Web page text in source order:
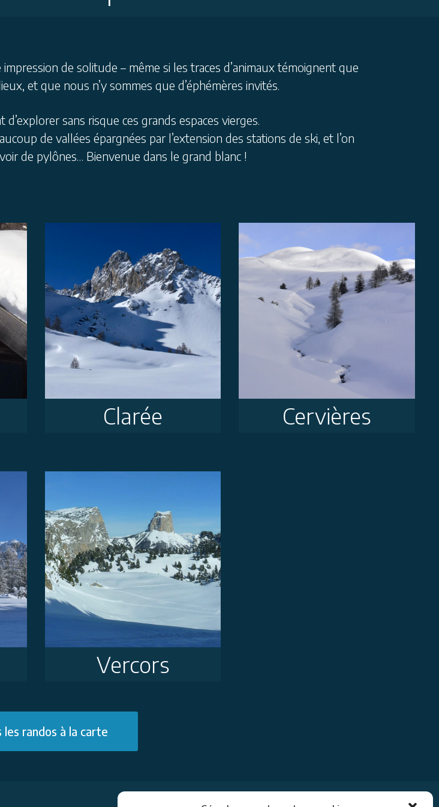
de solitude – même si les traces d’animaux témoignent que
et que nous n’y sommes que d’éphémères invités.
sans risque ces grands espaces vierges.
de vallées épargnées par l’extension des stations de ski, et l’on
de pylônes… Bienvenue dans le grand blanc !
Clarée Cervières
Vercors
les randos à la carte